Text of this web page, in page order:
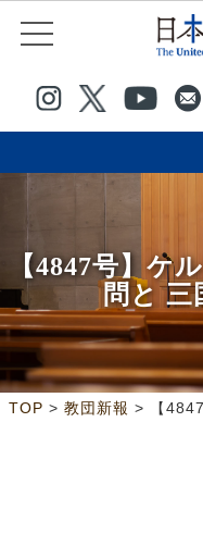
【4847号】ケ
問と 三
TOP > 教団新報 >